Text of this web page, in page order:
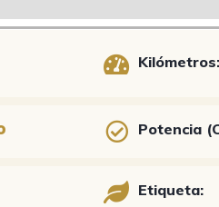
Kilómetros:
Potencia
Etiqueta: